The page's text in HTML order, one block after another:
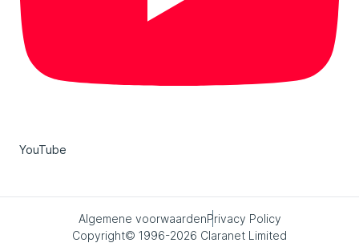
YouTube
Algemene voorwaardenPrivacy Policy
Copyright© 1996-2026 Claranet Limited